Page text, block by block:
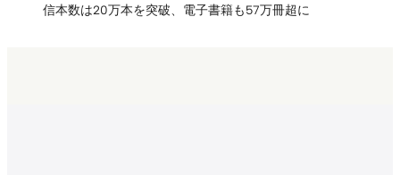
信本数は20万本を突破、電子書籍も57万冊超に